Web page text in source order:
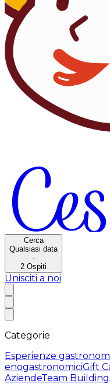
Cerca
Qualsiasi data
·
2 Ospiti
Unisciti a noi
Categorie
Esperienze
enogastronomiciGift
AziendeTeam Building